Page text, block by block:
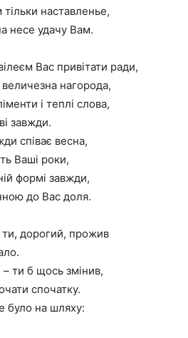
наставленье,
несе удачу Вам.
Вас привітати ради,
нагорода,
і теплі слова,
завжди.
співає весна,
Ваші роки,
формі завжди,
до Вас доля.
ти, дорогий, прожив
ти б щось змінив,
спочатку.
було на шляху: